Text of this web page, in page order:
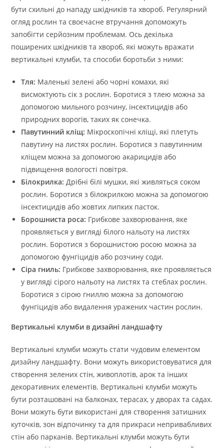
бути схильні до нападу шкідників та хвороб. Регулярний
огляд рослин та своєчасне втручання допоможуть
запобігти серйозним проблемам. Ось декілька
поширених шкідників та хвороб, які можуть вражати
вертикальні клумби, та способи боротьби з ними:
Тля: Маленькі зелені або чорні комахи, які
висмоктують сік з рослин. Боротися з тлею можна за
допомогою мильного розчину, інсектицидів або
природних ворогів, таких як сонечка.
Павутинний кліщ: Мікроскопічні кліщі, які плетуть
павутину на листях рослин. Боротися з павутинним
кліщем можна за допомогою акарицидів або
підвищення вологості повітря.
Білокрилка: Дрібні білі мушки, які живляться соком
рослин. Боротися з білокрилкою можна за допомогою
інсектицидів або жовтих липких пасток.
Борошниста роса: Грибкове захворювання, яке
проявляється у вигляді білого нальоту на листях
рослин. Боротися з борошнистою росою можна за
допомогою фунгіцидів або розчину соди.
Сіра гниль: Грибкове захворювання, яке проявляється
у вигляді сірого нальоту на листях та стеблах рослин.
Боротися з сірою гниллю можна за допомогою
фунгіцидів або видалення уражених частин рослин.
Вертикальні клумби в дизайні ландшафту
Вертикальні клумби можуть стати чудовим елементом
дизайну ландшафту. Вони можуть використовуватися для
створення зелених стін, живоплотів, арок та інших
декоративних елементів. Вертикальні клумби можуть
бути розташовані на балконах, терасах, у дворах та садах.
Вони можуть бути використані для створення затишних
куточків, зон відпочинку та для прикраси непривабливих
стін або парканів. Вертикальні клумби можуть бути